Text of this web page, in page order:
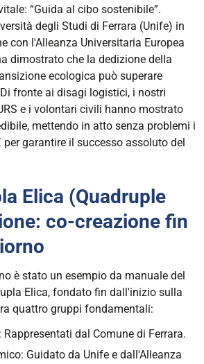
“Guida al cibo sostenibile”.
degli Studi di Ferrara (Unife) in
con l'Alleanza Universitaria Europea
dimostrato che la dedizione della
ecologica può superare
fronte ai disagi logistici, i nostri
e i volontari civili hanno mostrato
mettendo in atto senza problemi i
per garantire il successo assoluto del
Elica (Quadruple
co-creazione fin
è stato un esempio da manuale del
Elica, fondato fin dall'inizio sulla
quattro gruppi fondamentali:
dal Comune di Ferrara.
Guidato da Unife e dall'Alleanza